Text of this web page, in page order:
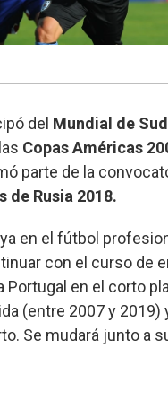
del Mundial de
las Copas Américas
parte de la
de Rusia 2018.
en el fútbol
con el curso de
Portugal en el corto
(entre 2007 y 2019)
Se mudará junto a